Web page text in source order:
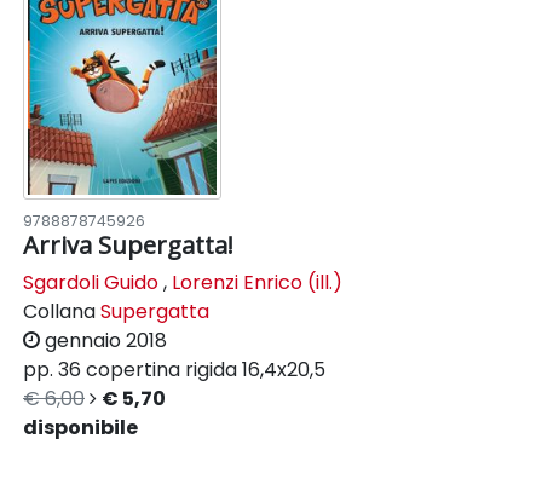
9788878745926
Arriva Supergatta!
Sgardoli Guido, Lorenzi Enrico (ill.)
CollanaSupergatta
gennaio 2018
pp. 36 copertina rigida16,4x20,5
€ 6,00
€ 5,70
disponibile